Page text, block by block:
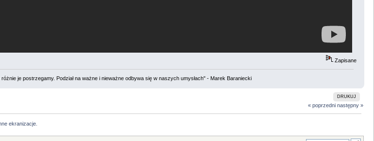
Zapisane
je postrzegamy. Podział na ważne i nieważne odbywa się w naszych umysłach" - Marek Baraniecki
DRUKUJ
« poprzedni następny »
ekranizacje.